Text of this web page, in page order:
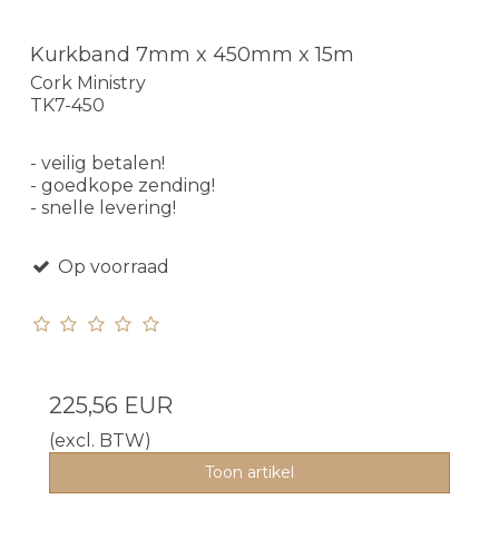
Kurkband 7mm x 450mm x 15m
Cork Ministry
TK7-450
- veilig betalen!
- goedkope zending!
- snelle levering!
Op voorraad
225,56 EUR
(excl. BTW)
Toon artikel